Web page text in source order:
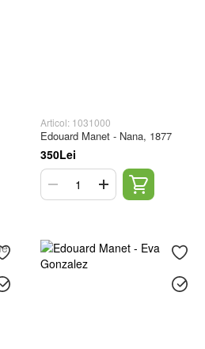
Articol: 1031000
Edouard Manet - Nana, 1877
350Lei